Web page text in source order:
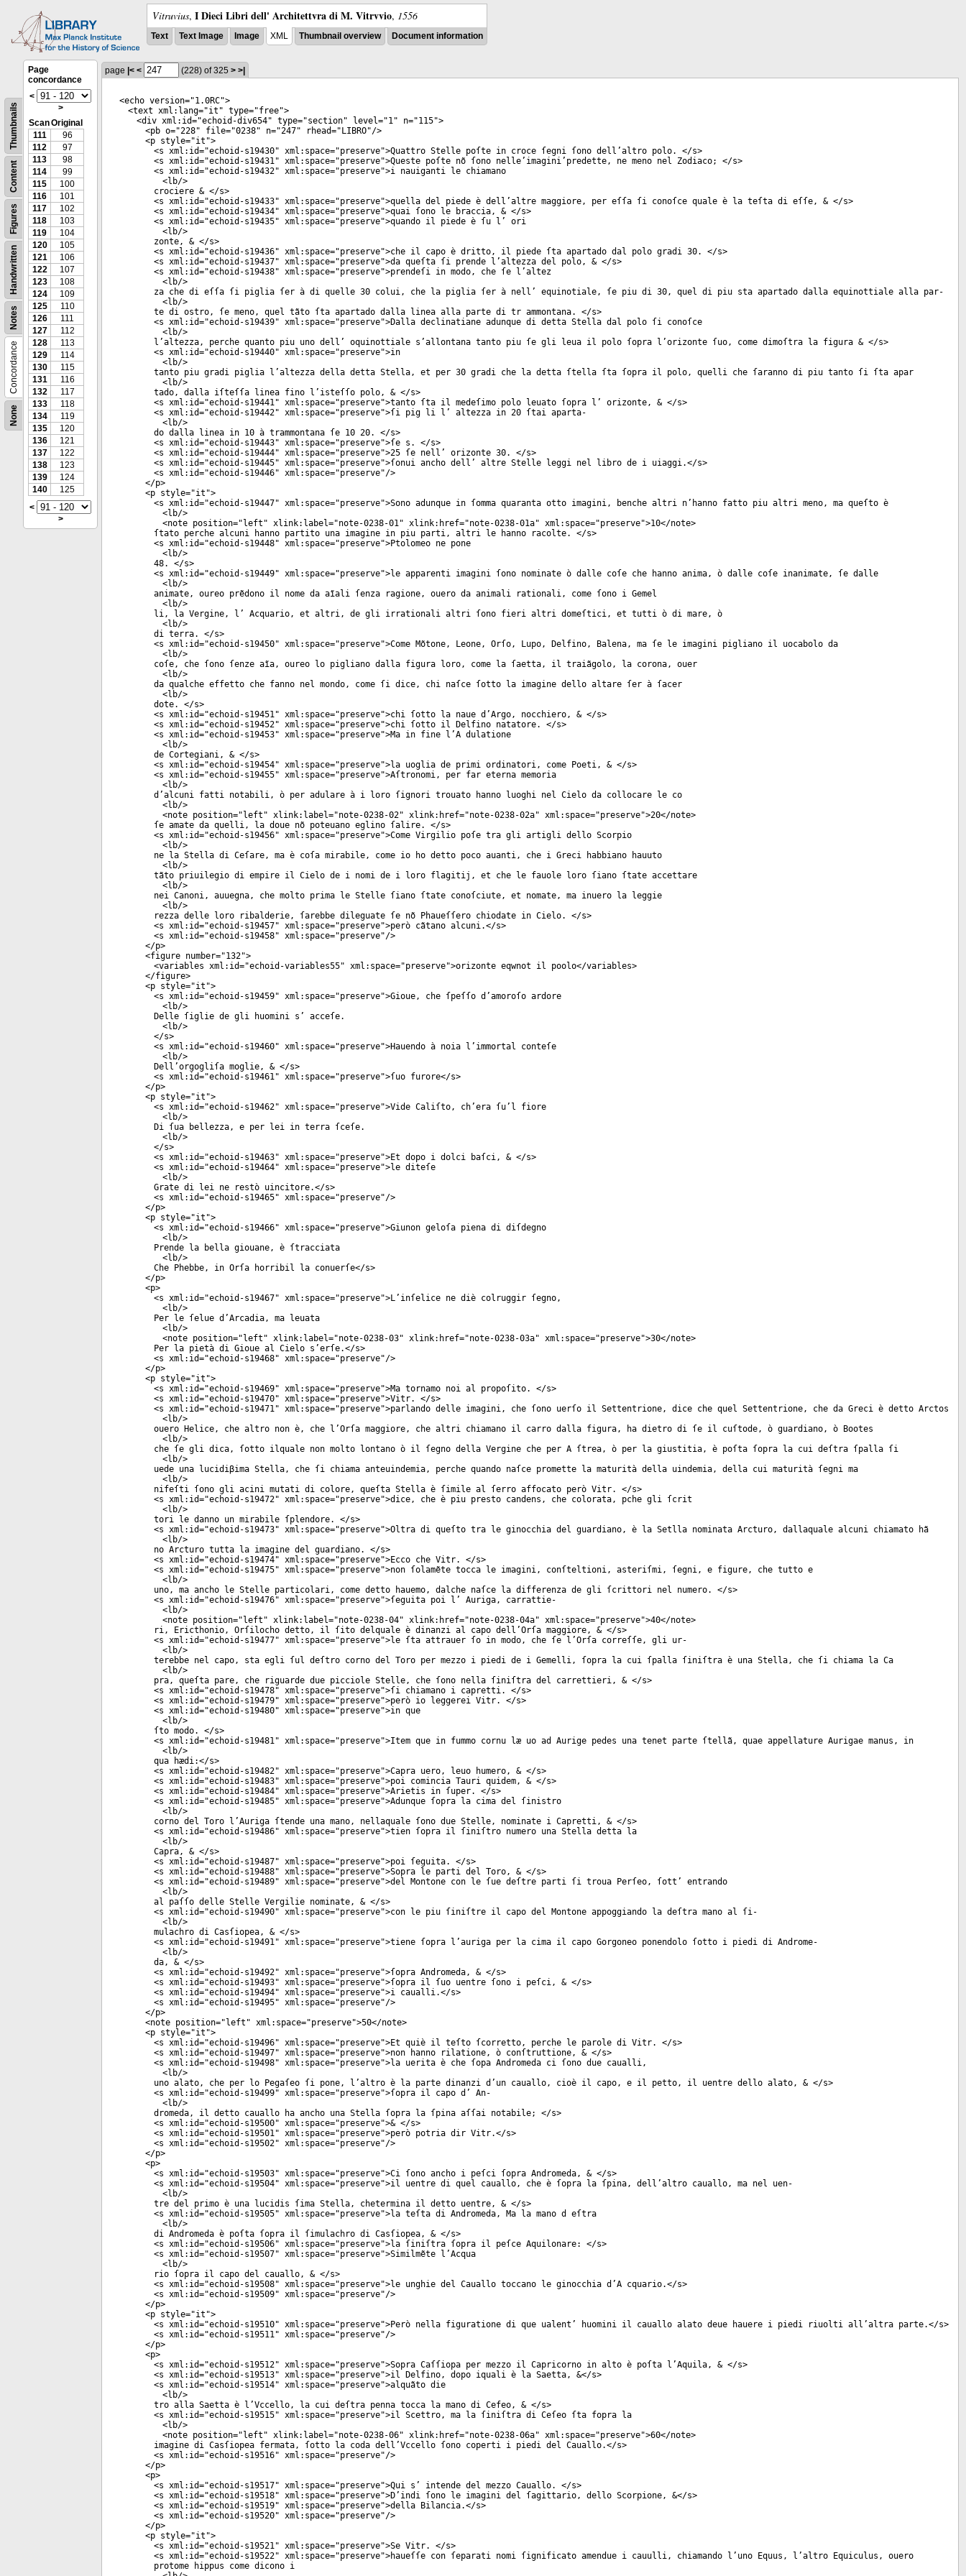
Vitruvius, I Dieci Libri dell' Architettvra di M. Vitrvvio, 1556
Text Text Image Image XML Thumbnail overview Document information
None
Concordance
Notes
Handwritten
Figures
Content
Thumbnails
Page
concordance
<
>
ScanOriginal
111
96
112
97
113
98
114
99
115
100
116
101
117
102
118
103
119
104
120
105
121
106
122
107
123
108
124
109
125
110
126
111
127
112
128
113
129
114
130
115
131
116
132
117
133
118
134
119
135
120
136
121
137
122
138
123
139
124
140
125
<
>
page |< < (228) of 325 > >|
<echo version="1.0RC">
<text xml:lang="it " type="free">
<div xml:id="echoid-div654" type="section" level="1" n="115">
<pb o="228" file="0238" n="247" rhead=" LIBRO"/>
<p style="it ">
<s xml:id="echoid-s19430" xml:space="preserve">Quattro Stelle poſte in croce ſegni ſono dell’altro polo. </s>
<s xml:id="echoid-s19431" xml:space="preserve">Queste poſte nõ ſono nelle’imagini’predette, ne meno nel Zodiaco; </s>
<s xml:id="echoid-s19432" xml:space="preserve">i nauiganti le chiamano
<lb/>
crociere & </s>
<s xml:id="echoid-s19433" xml:space="preserve">quella del piede è dell’altre maggiore, per eſſa ſi conoſce quale è la teſta di eſſe, & </s>
<s xml:id="echoid-s19434" xml:space="preserve">quai ſono le braccia, & </s>
<s xml:id="echoid-s19435" xml:space="preserve">quando il piede è ſu l’ ori
<lb/>
zonte, & </s>
<s xml:id="echoid-s19436" xml:space="preserve">che il capo è dritto, il piede ſta apartado dal polo gradi 30. </s>
<s xml:id="echoid-s19437" xml:space="preserve">da queſta ſi prende l’altezza del polo, & </s>
<s xml:id="echoid-s19438" xml:space="preserve">prendeſi in modo, che ſe l’altez
<lb/>
za che di eſſa ſi piglia ſer à di quelle 30 colui, che la piglia ſer à nell’ equinotiale, ſe piu di 30, quel di piu sta apartado dalla equinottiale alla par-
<lb/>
te di ostro, ſe meno, quel tãto ſta apartado dalla linea alla parte di tr ammontana. </s>
<s xml:id="echoid-s19439" xml:space="preserve">Dalla declinatiane adunque di detta Stella dal polo ſi conoſce
<lb/>
l’altezza, perche quanto piu uno dell’ oquinottiale s’allontana tanto piu ſe gli leua il polo ſopra l’orizonte ſuo, come dimoſtra la figura & </s>
<s xml:id="echoid-s19440" xml:space="preserve">in
<lb/>
tanto piu gradi piglia l’altezza della detta Stella, et per 30 gradi che la detta ſtella ſta ſopra il polo, quelli che ſaranno di piu tanto ſi ſta apar
<lb/>
tado, dalla iſteſſa linea fino l’isteſſo polo, & </s>
<s xml:id="echoid-s19441" xml:space="preserve">tanto ſta il medeſimo polo leuato ſopra l’ orizonte, & </s>
<s xml:id="echoid-s19442" xml:space="preserve">ſi pig li l’ altezza in 20 ſtai aparta-
<lb/>
do dalla linea in 10 à trammontana ſe 10 20. </s>
<s xml:id="echoid-s19443" xml:space="preserve">ſe s. </s>
<s xml:id="echoid-s19444" xml:space="preserve">25 ſe nell’ orizonte 30. </s>
<s xml:id="echoid-s19445" xml:space="preserve">ſonui ancho dell’ altre Stelle leggi nel libro de i uiaggi.</s>
<s xml:id="echoid-s19446" xml:space="preserve"/>
</p>
<p style="it ">
<s xml:id="echoid-s19447" xml:space="preserve">Sono adunque in ſomma quaranta otto imagini, benche altri n’hanno fatto piu altri meno, ma queſto è
<lb/>
<note position=" left " xlink:label="note-0238-01" xlink:href="note-0238-01a" xml:space="preserve">10</note>
ſtato perche alcuni hanno partito una imagine in piu parti, altri le hanno racolte. </s>
<s xml:id="echoid-s19448" xml:space="preserve">Ptolomeo ne pone
<lb/>
48. </s>
<s xml:id="echoid-s19449" xml:space="preserve">le apparenti imagini ſono nominate ò dalle coſe che hanno anima, ò dalle coſe inanimate, ſe dalle
<lb/>
animate, oureo prẽdono il nome da aĩali ſenza ragione, ouero da animali rationali, come ſono i Gemel
<lb/>
li, la Vergine, l’ Acquario, et altri, de gli irrationali altri ſono fieri altri domeſtici, et tutti ò di mare, ò
<lb/>
di terra. </s>
<s xml:id="echoid-s19450" xml:space="preserve">Come Mõtone, Leone, Orſo, Lupo, Delfino, Balena, ma ſe le imagini pigliano il uocabolo da
<lb/>
coſe, che ſono ſenze aĩa, oureo lo pigliano dalla figura loro, come la ſaetta, il traiãgolo, la corona, ouer
<lb/>
da qualche effetto che fanno nel mondo, come ſi dice, chi naſce ſotto la imagine dello altare ſer à ſacer
<lb/>
dote. </s>
<s xml:id="echoid-s19451" xml:space="preserve">chi ſotto la naue d’Argo, nocchiero, & </s>
<s xml:id="echoid-s19452" xml:space="preserve">chi ſotto il Delfino natatore. </s>
<s xml:id="echoid-s19453" xml:space="preserve">Ma in fine l’A dulatione
<lb/>
de Cortegiani, & </s>
<s xml:id="echoid-s19454" xml:space="preserve">la uoglia de primi ordinatori, come Poeti, & </s>
<s xml:id="echoid-s19455" xml:space="preserve">Aſtronomi, per far eterna memoria
<lb/>
d’alcuni fatti notabili, ò per adulare à i loro ſignori trouato hanno luoghi nel Cielo da collocare le co
<lb/>
<note position=" left " xlink:label="note-0238-02" xlink:href="note-0238-02a" xml:space="preserve">20</note>
ſe amate da quelli, la doue nõ poteuano eglino ſalire. </s>
<s xml:id="echoid-s19456" xml:space="preserve">Come Virgilio poſe tra gli artigli dello Scorpio
<lb/>
ne la Stella di Ceſare, ma è coſa mirabile, come io ho detto poco auanti, che i Greci habbiano hauuto
<lb/>
tãto priuilegio di empire il Cielo de i nomi de i loro flagitij, et che le fauole loro ſiano ſtate accettare
<lb/>
nei Canoni, auuegna, che molto prima le Stelle ſiano ſtate conoſciute, et nomate, ma inuero la leggie
<lb/>
rezza delle loro ribalderie, ſarebbe dileguate ſe nõ Phaueſſero chiodate in Cielo. </s>
<s xml:id="echoid-s19457" xml:space="preserve">però cãtano alcuni.</s>
<s xml:id="echoid-s19458" xml:space="preserve"/>
</p>
<figure number="132">
<variables xml:id="echoid-variables55" xml:space="preserve">orizonte eqwnot il poolo</variables>
</figure>
<p style="it ">
<s xml:id="echoid-s19459" xml:space="preserve">Gioue, che ſpeſſo d’amoroſo ardore
<lb/>
Delle ſiglie de gli huomini s’ acceſe.
<lb/>
</s>
<s xml:id="echoid-s19460" xml:space="preserve">Hauendo à noia l’immortal conteſe
<lb/>
Dell’orgogliſa moglie, & </s>
<s xml:id="echoid-s19461" xml:space="preserve">ſuo furore</s>
</p>
<p style="it ">
<s xml:id="echoid-s19462" xml:space="preserve">Vide Caliſto, ch’era ſu’l fiore
<lb/>
Di ſua bellezza, e per lei in terra ſceſe.
<lb/>
</s>
<s xml:id="echoid-s19463" xml:space="preserve">Et dopo i dolci baſci, & </s>
<s xml:id="echoid-s19464" xml:space="preserve">le diteſe
<lb/>
Grate di lei ne restò uincitore.</s>
<s xml:id="echoid-s19465" xml:space="preserve"/>
</p>
<p style="it ">
<s xml:id="echoid-s19466" xml:space="preserve">Giunon geloſa piena di diſdegno
<lb/>
Prende la bella giouane, è ſtracciata
<lb/>
Che Phebbe, in Orſa horribil la conuerſe</s>
</p>
<p>
<s xml:id="echoid-s19467" xml:space="preserve">L’inſelice ne diè colruggir ſegno,
<lb/>
Per le ſelue d’Arcadia, ma leuata
<lb/>
<note position=" left " xlink:label="note-0238-03" xlink:href="note-0238-03a" xml:space="preserve">30</note>
Per la pietà di Gioue al Cielo s’erſe.</s>
<s xml:id="echoid-s19468" xml:space="preserve"/>
</p>
<p style="it ">
<s xml:id="echoid-s19469" xml:space="preserve">Ma tornamo noi al propoſito. </s>
<s xml:id="echoid-s19470" xml:space="preserve">Vitr. </s>
<s xml:id="echoid-s19471" xml:space="preserve">parlando delle imagini, che ſono uerſo il Settentrione, dice che quel Settentrione, che da Greci è detto Arctos
<lb/>
ouero Helice, che altro non è, che l’Orſa maggiore, che altri chiamano il carro dalla figura, ha dietro di ſe il cuſtode, ò guardiano, ò Bootes
<lb/>
che ſe gli dica, ſotto ilquale non molto lontano ò il ſegno della Vergine che per A ſtrea, ò per la giustitia, è poſta ſopra la cui deſtra ſpalla ſi
<lb/>
uede una lucidiβima Stella, che ſi chiama anteuindemia, perche quando naſce promette la maturità della uindemia, della cui maturità ſegni ma
<lb/>
nifeſti ſono gli acini mutati di colore, queſta Stella è ſimile al ſerro affocato però Vitr. </s>
<s xml:id="echoid-s19472" xml:space="preserve">dice, che è piu presto candens, che colorata, pche gli ſcrit
<lb/>
tori le danno un mirabile ſplendore. </s>
<s xml:id="echoid-s19473" xml:space="preserve">Oltra di queſto tra le ginocchia del guardiano, è la Setlla nominata Arcturo, dallaquale alcuni chiamato hã
<lb/>
no Arcturo tutta la imagine del guardiano. </s>
<s xml:id="echoid-s19474" xml:space="preserve">Ecco che Vitr. </s>
<s xml:id="echoid-s19475" xml:space="preserve">non ſolamẽte tocca le imagini, conſteltioni, asteriſmi, ſegni, e figure, che tutto e
<lb/>
uno, ma ancho le Stelle particolari, come detto hauemo, dalche naſce la differenza de gli ſcrittori nel numero. </s>
<s xml:id="echoid-s19476" xml:space="preserve">ſeguita poi l’ Auriga, carrattie-
<lb/>
<note position=" left " xlink:label="note-0238-04" xlink:href="note-0238-04a" xml:space="preserve">40</note>
ri, Ericthonio, Orſilocho detto, il ſito delquale è dinanzi al capo dell’Orſa maggiore, & </s>
<s xml:id="echoid-s19477" xml:space="preserve">le ſta attrauer ſo in modo, che ſe l’Orſa correſſe, gli ur-
<lb/>
terebbe nel capo, sta egli ſul deſtro corno del Toro per mezzo i piedi de i Gemelli, ſopra la cui ſpalla ſiniſtra è una Stella, che ſi chiama la Ca
<lb/>
pra, queſta pare, che riguarde due picciole Stelle, che ſono nella ſiniſtra del carrettieri, & </s>
<s xml:id="echoid-s19478" xml:space="preserve">ſi chiamano i capretti. </s>
<s xml:id="echoid-s19479" xml:space="preserve">però io leggerei Vitr. </s>
<s xml:id="echoid-s19480" xml:space="preserve">in que
<lb/>
ſto modo. </s>
<s xml:id="echoid-s19481" xml:space="preserve">Item que in fummo cornu læ uo ad Aurige pedes una tenet parte ſtellã, quae appellature Aurigae manus, in
<lb/>
qua hædi:</s>
<s xml:id="echoid-s19482" xml:space="preserve">Capra uero, leuo humero, & </s>
<s xml:id="echoid-s19483" xml:space="preserve">poi comincia Tauri quidem, & </s>
<s xml:id="echoid-s19484" xml:space="preserve">Arietis in ſuper. </s>
<s xml:id="echoid-s19485" xml:space="preserve">Adunque ſopra la cima del ſinistro
<lb/>
corno del Toro l’Auriga ſtende una mano, nellaquale ſono due Stelle, nominate i Capretti, & </s>
<s xml:id="echoid-s19486" xml:space="preserve">tien ſopra il ſiniſtro numero una Stella detta la
<lb/>
Capra, & </s>
<s xml:id="echoid-s19487" xml:space="preserve">poi ſeguita. </s>
<s xml:id="echoid-s19488" xml:space="preserve">Sopra le parti del Toro, & </s>
<s xml:id="echoid-s19489" xml:space="preserve">del Montone con le ſue deſtre parti ſi troua Perſeo, ſott’ entrando
<lb/>
al paſſo delle Stelle Vergilie nominate, & </s>
<s xml:id="echoid-s19490" xml:space="preserve">con le piu ſiniſtre il capo del Montone appoggiando la deſtra mano al ſi-
<lb/>
mulachro di Casſiopea, & </s>
<s xml:id="echoid-s19491" xml:space="preserve">tiene ſopra l’auriga per la cima il capo Gorgoneo ponendolo ſotto i piedi di Androme-
<lb/>
da, & </s>
<s xml:id="echoid-s19492" xml:space="preserve">ſopra Andromeda, & </s>
<s xml:id="echoid-s19493" xml:space="preserve">ſopra il ſuo uentre ſono i peſci, & </s>
<s xml:id="echoid-s19494" xml:space="preserve">i caualli.</s>
<s xml:id="echoid-s19495" xml:space="preserve"/>
</p>
<note position=" left " xml:space="preserve">50</note>
<p style="it ">
<s xml:id="echoid-s19496" xml:space="preserve">Et quiè il teſto ſcorretto, perche le parole di Vitr. </s>
<s xml:id="echoid-s19497" xml:space="preserve">non hanno rilatione, ò conſtruttione, & </s>
<s xml:id="echoid-s19498" xml:space="preserve">la uerita è che ſopa Andromeda ci ſono due caualli,
<lb/>
uno alato, che per lo Pegaſeo ſi pone, l’altro è la parte dinanzi d’un cauallo, cioè il capo, e il petto, il uentre dello alato, & </s>
<s xml:id="echoid-s19499" xml:space="preserve">ſopra il capo d’ An-
<lb/>
dromeda, il detto cauallo ha ancho una Stella ſopra la ſpina aſſai notabile; </s>
<s xml:id="echoid-s19500" xml:space="preserve">& </s>
<s xml:id="echoid-s19501" xml:space="preserve">però potria dir Vitr.</s>
<s xml:id="echoid-s19502" xml:space="preserve"/>
</p>
<p>
<s xml:id="echoid-s19503" xml:space="preserve">Ci ſono ancho i peſci ſopra Andromeda, & </s>
<s xml:id="echoid-s19504" xml:space="preserve">il uentre di quel cauallo, che è ſopra la ſpina, dell’altro cauallo, ma nel uen-
<lb/>
tre del primo è una lucidis ſima Stella, chetermina il detto uentre, & </s>
<s xml:id="echoid-s19505" xml:space="preserve">la teſta di Andromeda, Ma la mano d eſtra
<lb/>
di Andromeda è poſta ſopra il ſimulachro di Casſiopea, & </s>
<s xml:id="echoid-s19506" xml:space="preserve">la ſiniſtra ſopra il peſce Aquilonare: </s>
<s xml:id="echoid-s19507" xml:space="preserve">Similmẽte l’Acqua
<lb/>
rio ſopra il capo del cauallo, & </s>
<s xml:id="echoid-s19508" xml:space="preserve">le unghie del Cauallo toccano le ginocchia d’A cquario.</s>
<s xml:id="echoid-s19509" xml:space="preserve"/>
</p>
<p style="it ">
<s xml:id="echoid-s19510" xml:space="preserve">Però nella figuratione di que ualent’ huomini il cauallo alato deue hauere i piedi riuolti all’altra parte.</s>
<s xml:id="echoid-s19511" xml:space="preserve"/>
</p>
<p>
<s xml:id="echoid-s19512" xml:space="preserve">Sopra Caſſiopa per mezzo il Capricorno in alto è poſta l’Aquila, & </s>
<s xml:id="echoid-s19513" xml:space="preserve">il Delfino, dopo iquali è la Saetta, &</s>
<s xml:id="echoid-s19514" xml:space="preserve">alquãto die
<lb/>
tro alla Saetta è l’Vccello, la cui deſtra penna tocca la mano di Cefeo, & </s>
<s xml:id="echoid-s19515" xml:space="preserve">il Scettro, ma la ſiniſtra di Ceſeo ſta fopra la
<lb/>
<note position=" left " xlink:label="note-0238-06" xlink:href="note-0238-06a" xml:space="preserve">60</note>
imagine di Casſiopea fermata, ſotto la coda dell’Vccello ſono coperti i piedi del Cauallo.</s>
<s xml:id="echoid-s19516" xml:space="preserve"/>
</p>
<p>
<s xml:id="echoid-s19517" xml:space="preserve">Qui s’ intende del mezzo Cauallo. </s>
<s xml:id="echoid-s19518" xml:space="preserve">D’indi ſono le imagini del ſagittario, dello Scorpione, &</s>
<s xml:id="echoid-s19519" xml:space="preserve">della Bilancia.</s>
<s xml:id="echoid-s19520" xml:space="preserve"/>
</p>
<p style="it ">
<s xml:id="echoid-s19521" xml:space="preserve">Se Vitr. </s>
<s xml:id="echoid-s19522" xml:space="preserve">haueſſe con ſeparati nomi ſignificato amendue i cauulli, chiamando l’uno Equus, l’altro Equiculus, ouero
protome hippus come dicono i